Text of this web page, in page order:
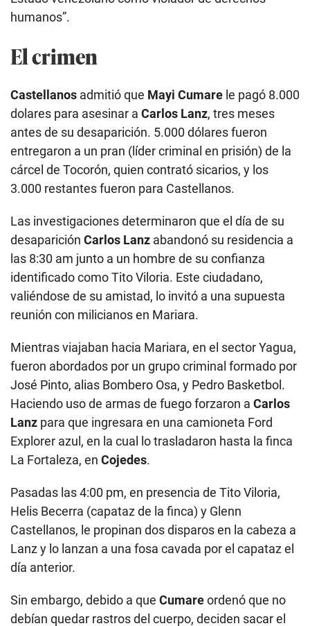
humanos”.
El crimen
Castellanos admitió que Mayi Cumare le pagó 8.000
dolares para asesinar a Carlos Lanz, tres meses
antes de su desaparición. 5.000 dólares fueron
entregaron a un pran (líder criminal en prisión) de la
cárcel de Tocorón, quien contrató sicarios, y los
3.000 restantes fueron para Castellanos.
Las investigaciones determinaron que el día de su
desaparición Carlos Lanz abandonó su residencia a
las 8:30 am junto a un hombre de su confianza
identificado como Tito Viloria. Este ciudadano,
valiéndose de su amistad, lo invitó a una supuesta
reunión con milicianos en Mariara.
Mientras viajaban hacia Mariara, en el sector Yagua,
fueron abordados por un grupo criminal formado por
José Pinto, alias Bombero Osa, y Pedro Basketbol.
Haciendo uso de armas de fuego forzaron a Carlos
Lanz para que ingresara en una camioneta Ford
Explorer azul, en la cual lo trasladaron hasta la finca
La Fortaleza, en Cojedes.
Pasadas las 4:00 pm, en presencia de Tito Viloria,
Helis Becerra (capataz de la finca) y Glenn
Castellanos, le propinan dos disparos en la cabeza a
Lanz y lo lanzan a una fosa cavada por el capataz el
día anterior.
Sin embargo, debido a que Cumareordenó que no
debían quedar rastros del cuerpo, deciden sacar el